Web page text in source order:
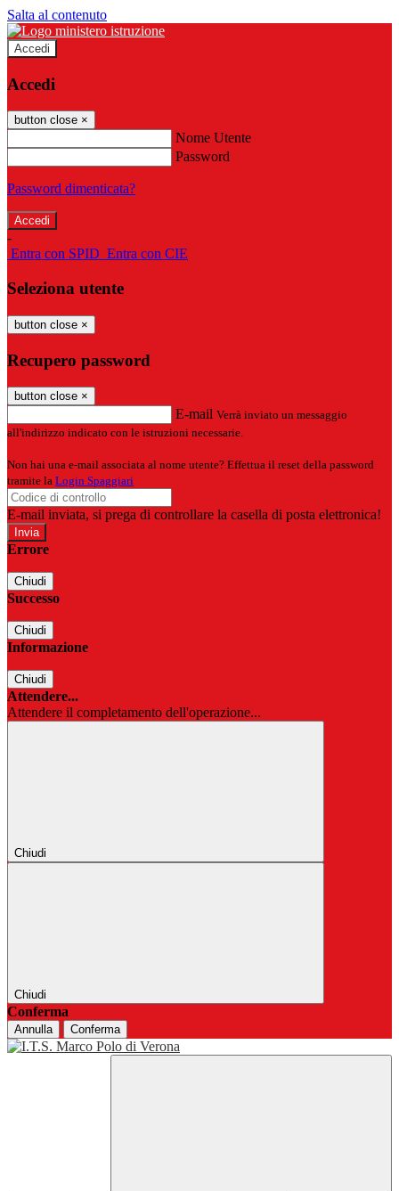
Salta al contenuto
Accedi
Accedi
button close ×
Nome Utente
Password
Password dimenticata?
-
Entra con SPID Entra con CIE
Seleziona utente
button close ×
Recupero password
button close ×
E-mail Verrà inviato un messaggio
all'indirizzo indicato con le istruzioni necessarie.
Non hai una e-mail associata al nome utente? Effettua il reset della password
tramite la Login Spaggiari
E-mail inviata, si prega di controllare la casella di posta elettronica!
Errore
Chiudi
Successo
Chiudi
Informazione
Chiudi
Attendere...
Attendere il completamento dell'operazione...
Chiudi
Chiudi
Conferma
Annulla Conferma